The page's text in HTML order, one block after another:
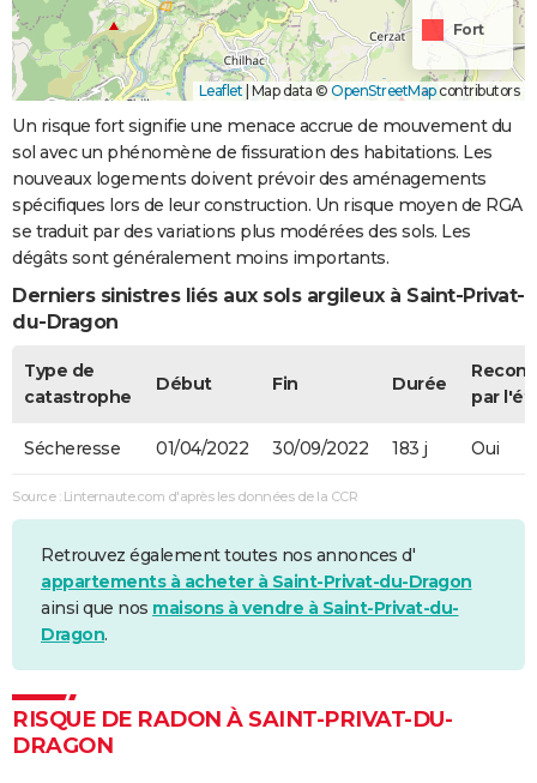
Fort
Leaflet Map data © OpenStreetMapcontributors
Un risque fort signifie une menace accrue de mouvement du
sol avec un phénomène de fissuration des habitations. Les
nouveaux logements doivent prévoir des aménagements
spécifiques lors de leur construction. Un risque moyen de RGA
se traduit par des variations plus modérées des sols. Les
dégâts sont généralement moins importants.
Derniers sinistres liés aux sols argileux à Saint-Privat-
du-Dragon
Type de
catastrophe
Début Fin Durée
par
Sécheresse 01/04/2022 30/09/2022 183 j Oui
Source : Linternaute.com d'après les données de la CCR
Retrouvez également toutes nos annonces d'
appartements à acheter à Saint-Privat-du-Dragon
ainsi que nos maisons à vendre à Saint-Privat-du-
Dragon.
RISQUE DE RADON À SAINT-PRIVAT-DU-
DRAGON